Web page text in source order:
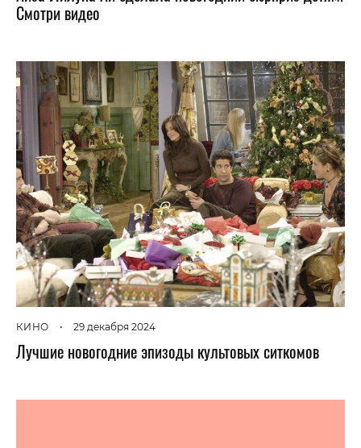
Смотри видео
КИНО • 29 декабря 2024
Лучшие новогодние эпизоды культовых ситкомов